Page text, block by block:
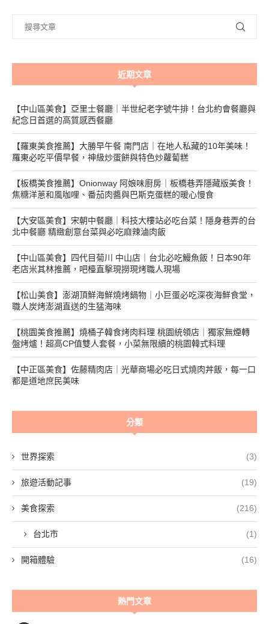
近期文章
【中山區美食】亞里士餐廳｜半世紀老字號牛排！台北約會餐廳與
紀念日首選的高質感西餐廳
【羅東美食推薦】大勝早午餐 南門店｜在地人私藏的10年美味！
羅東必吃平價早餐，神級炒蛋餅與特色炒蘿蔔糕
【板橋美食推薦】Onionway 阿娘味廚房｜板橋巷弄隱藏版美食！
焦糖洋蔥和風咖哩、番茄肉醬與巴斯克蛋糕的暖心慢食
【大安區美食】宋朝中餐廳｜科技大樓站必吃台菜！隱身巷弄的台
北中餐廳 精緻創意台菜與必吃麻辣滷肉飯
【中山區美食】四代目菊川 中山店｜台北必吃鰻魚飯！日本90年
老店米其林推薦，吧檯直擊現撈現烤職人現場
【松山美食】澎湖頂鮮海鮮燒烤鍋物｜小巨蛋必吃深夜海鮮食堂，
職人炭烤澎湖直送的生猛海味
【桃園美食推薦】燒桶子韓食烤肉料理 桃園統領店｜獨家無煙轉
盤烤爐！超高CP值雙人套餐，小菜無限續的桃園韓式料理
【中正區美食】佐藤精肉店｜光華商場必吃日式燒肉丼飯，每一口
都是道地庶民美味
分類
世界探索 (3)
旅遊活動記事 (19)
美食探索 (216)
台北市 (1)
開箱體驗 (16)
熱門文章